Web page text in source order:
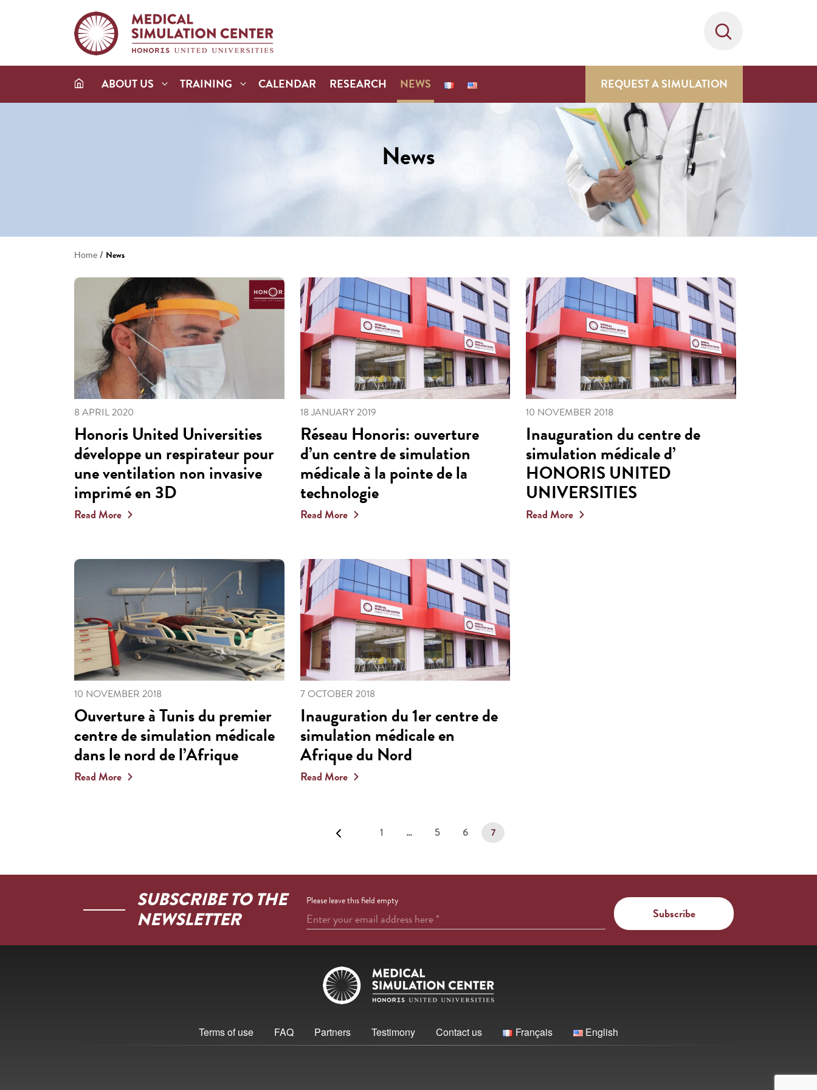
ABOUT US TRAINING CALENDAR RESEARCH NEWS REQUEST A SIMULATION
News
Home / News
8 APRIL 2020
Honoris United Universities
développe un respirateur pour
une ventilation non invasive
imprimé en 3D
Read More
18 JANUARY 2019
Réseau Honoris: ouverture
d’un centre de simulation
médicale à la pointe de la
technologie
Read More
10 NOVEMBER 2018
Inauguration du centre de
simulation médicale d’
HONORIS UNITED
UNIVERSITIES
Read More
10 NOVEMBER 2018
Ouverture à Tunis du premier
centre de simulation médicale
dans le nord de l’Afrique
Read More
7 OCTOBER 2018
Inauguration du 1er centre de
simulation médicale en
Afrique du Nord
Read More
1 … 5 6 7
SUBSCRIBE TO THE
NEWSLETTER
Please leave this field empty
Enter your email address here*
Terms of use FAQ Partners Testimony Contact us Français English